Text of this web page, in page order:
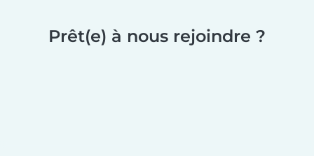
Prêt(e) à nous rejoindre ?